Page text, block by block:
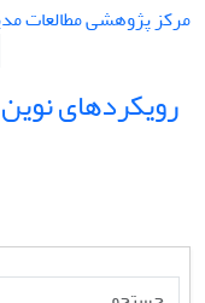
مرکز پژوهشی مطالعات
رویکردهای